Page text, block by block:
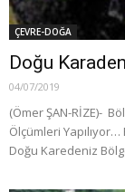
ÇEVRE-DOĞA
Doğu
04/07/2019
(Ömer ŞAN-RİZE)-
Ölçümleri
Doğu Karedeniz